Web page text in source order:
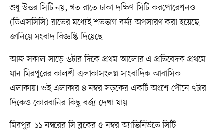
শুধু উত্তর সিটি নয়, গত রাতে ঢাকা দক্ষিণ সিটি করপোরেশনও
(ডিএসসিসি) রাতের মধ্যেই শতভাগ বর্জ্য অপসারণ করা হয়েছে
জানিয়ে সংবাদ বিজ্ঞপ্তি দিয়েছে।
আজ সকাল সাড়ে ৬টার দিকে প্রথম আলোর এ প্রতিবেদক প্রথমে
যান মিরপুরের কালশী এলাকাসংলগ্ন সাংবাদিক আবাসিক
এলাকায়। ওই এলাকার ৪ নম্বর সড়কের একটি অংশে পৌনে ৭টার
দিকেও কোরবানির কিছু বর্জ্য দেখা যায়।
মিরপুর–১১ নম্বরের সি ব্লকের ৫ নম্বর অ্যাভিনিউতে সিটি